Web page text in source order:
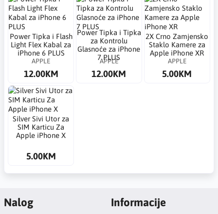
Power Tipka i Flash
Light Flex Kabal za
iPhone 6 PLUS
APPLE
12.00KM
Power Tipka i Tipka
za Kontrolu
Glasnoće za iPhone
7 PLUS
APPLE
12.00KM
2X Crno Zamjensko
Staklo Kamere za
Apple iPhone XR
APPLE
5.00KM
Silver Sivi Utor za
SIM Karticu Za
Apple iPhone X
5.00KM
Nalog Informacije